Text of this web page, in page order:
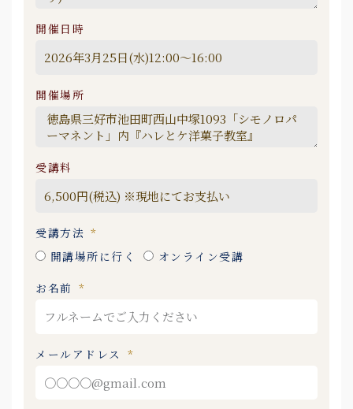
開催日時
開催場所
受講料
受講方法
開講場所に行く
オンライン受講
お名前
メールアドレス